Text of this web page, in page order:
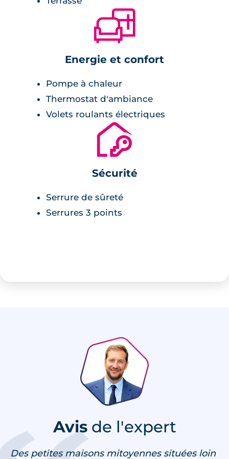
🛋
Energie et confort
Pompe à chaleur
Thermostat d'ambiance
Volets roulants électriques
🔐
Sécurité
Serrure de sûreté
Serrures 3 points
Avisde l'expert
Des petites maisons mitoyennes situées loin